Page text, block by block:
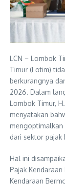
LCN – Lombok
Timur (Lotim)
berkurangnya
2026. Dalam
Lombok Timur,
menyatakan
mengoptimalkan
dari sektor pajak
​Hal ini
Pajak
Kendaraan